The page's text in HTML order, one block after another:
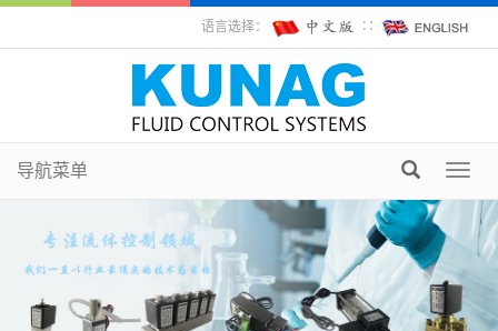
语言选择： ∷
导航菜单